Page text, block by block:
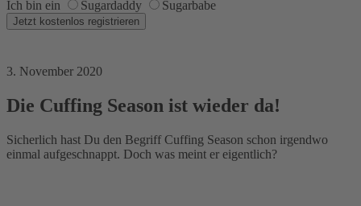
Ich bin ein Sugardaddy Sugarbabe
3. November 2020
Die Cuffing Season ist wieder da!
Sicherlich hast Du den Begriff Cuffing Season schon irgendwo
einmal aufgeschnappt. Doch was meint er eigentlich?